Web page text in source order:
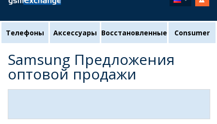
Телефоны Аксессуары Восстановленные Consumer
Samsung Предложения
оптовой продажи